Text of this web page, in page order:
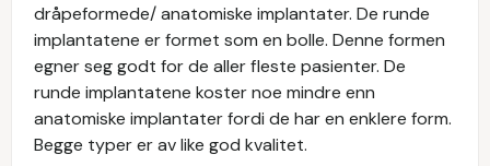
dråpeformede/ anatomiske implantater. De runde
implantatene er formet som en bolle. Denne formen
egner seg godt for de aller fleste pasienter. De
runde implantatene koster noe mindre enn
anatomiske implantater fordi de har en enklere form.
Begge typer er av like god kvalitet.